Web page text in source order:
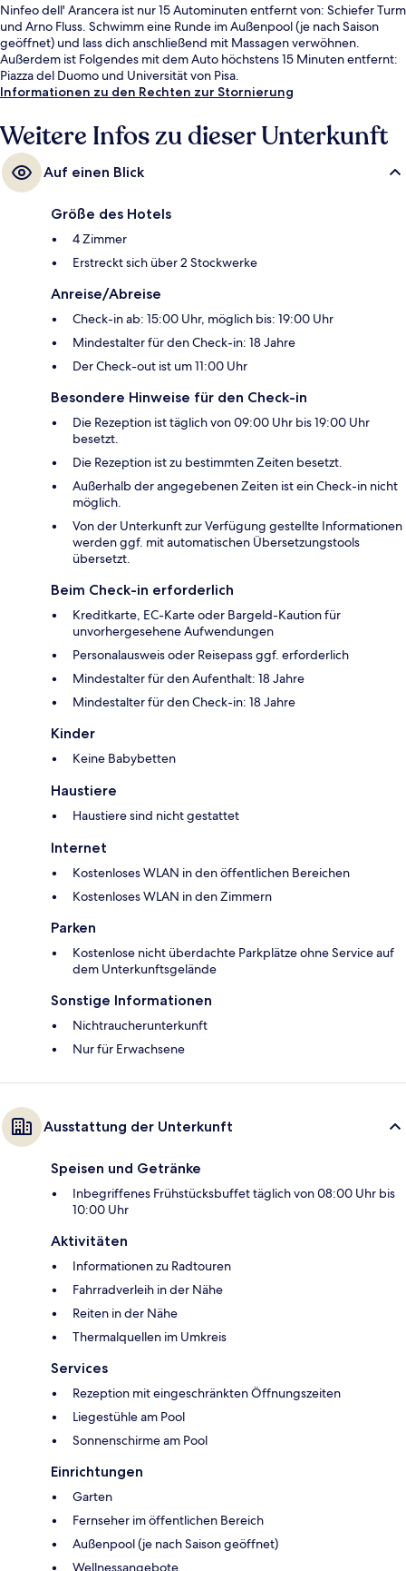
Ninfeo dell' Arancera ist nur 15 Autominuten entfernt von: Schiefer Turm
und Arno Fluss. Schwimm eine Runde im Außenpool (je nach Saison
geöffnet) und lass dich anschließend mit Massagen verwöhnen.
Außerdem ist Folgendes mit dem Auto höchstens 15 Minuten entfernt:
Piazza del Duomo und Universität von Pisa.
Informationen zu den Rechten zur Stornierung
Weitere Infos zu dieser Unterkunft
Auf einen Blick
Größe des Hotels
4 Zimmer
Erstreckt sich über 2 Stockwerke
Anreise/Abreise
Check-in ab: 15:00 Uhr, möglich bis: 19:00 Uhr
Mindestalter für den Check-in: 18 Jahre
Der Check-out ist um 11:00 Uhr
Besondere Hinweise für den Check-in
Die Rezeption ist täglich von 09:00 Uhr bis 19:00 Uhr
besetzt.
Die Rezeption ist zu bestimmten Zeiten besetzt.
Außerhalb der angegebenen Zeiten ist ein Check-in nicht
möglich.
Von der Unterkunft zur Verfügung gestellte Informationen
werden ggf. mit automatischen Übersetzungstools
übersetzt.
Beim Check-in erforderlich
Kreditkarte, EC-Karte oder Bargeld-Kaution für
unvorhergesehene Aufwendungen
Personalausweis oder Reisepass ggf. erforderlich
Mindestalter für den Aufenthalt: 18 Jahre
Mindestalter für den Check-in: 18 Jahre
Kinder
Keine Babybetten
Haustiere
Haustiere sind nicht gestattet
Internet
Kostenloses WLAN in den öffentlichen Bereichen
Kostenloses WLAN in den Zimmern
Parken
Kostenlose nicht überdachte Parkplätze ohne Service auf
dem Unterkunftsgelände
Sonstige Informationen
Nichtraucherunterkunft
Nur für Erwachsene
Ausstattung der Unterkunft
Speisen und Getränke
Inbegriffenes Frühstücksbuffet täglich von 08:00 Uhr bis
10:00 Uhr
Aktivitäten
Informationen zu Radtouren
Fahrradverleih in der Nähe
Reiten in der Nähe
Thermalquellen im Umkreis
Services
Rezeption mit eingeschränkten Öffnungszeiten
Liegestühle am Pool
Sonnenschirme am Pool
Einrichtungen
Garten
Fernseher im öffentlichen Bereich
Außenpool (je nach Saison geöffnet)
Wellnessangebote